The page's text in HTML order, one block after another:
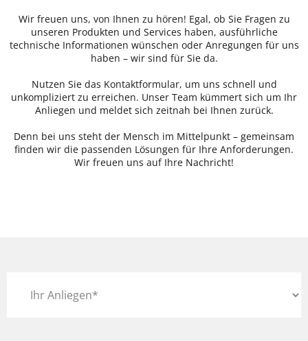
Wir freuen uns, von Ihnen zu hören! Egal, ob Sie Fragen zu
unseren Produkten und Services haben, ausführliche
technische Informationen wünschen oder Anregungen für uns
haben – wir sind für Sie da.
Nutzen Sie das Kontaktformular, um uns schnell und
unkompliziert zu erreichen. Unser Team kümmert sich um Ihr
Anliegen und meldet sich zeitnah bei Ihnen zurück.
Denn bei uns steht der Mensch im Mittelpunkt – gemeinsam
finden wir die passenden Lösungen für Ihre Anforderungen.
Wir freuen uns auf Ihre Nachricht!